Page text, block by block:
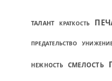
ТАЛАНТ КРАТКОСТЬ
ПРЕДАТЕЛЬСТВО
НЕЖНОСТЬ СМЕЛОСТЬ